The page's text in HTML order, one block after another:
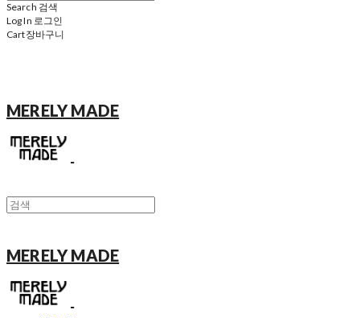
Search 검색
Log In 로그인
Cart장바구니
MERELY MADE
MERELY MADE